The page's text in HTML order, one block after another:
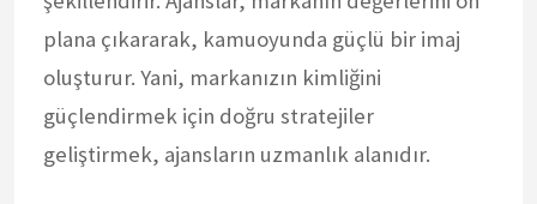
plana çıkararak, kamuoyunda güçlü bir imaj
oluşturur. Yani, markanızın kimliğini
güçlendirmek için doğru stratejiler
geliştirmek, ajansların uzmanlık alanıdır.